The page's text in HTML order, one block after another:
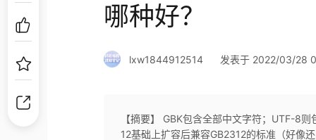
哪种好？
lxw1844912514 发表于 2022/03/28
【摘要】 GBK包含全部中文字符；UTF-8
12基础上扩容后兼容GB2312的标准（好像